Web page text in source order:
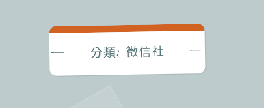
分類: 徵信社